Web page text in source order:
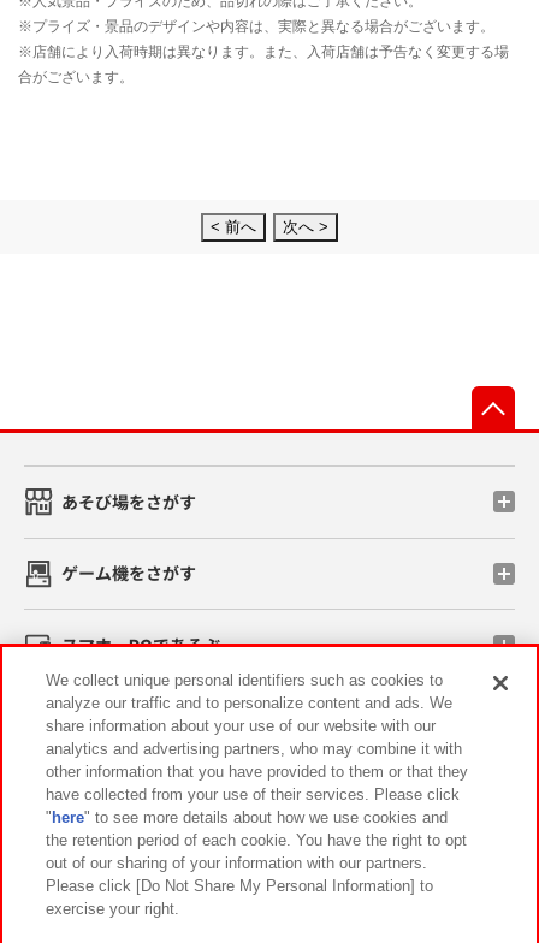
< 前へ 次へ >
あそび場をさがす
ゲーム機をさがす
スマホ・PCであそぶ
イベント・キャンペーン
関連会社 サステナビリティ サイトポリシー
プライバシーポリシー ウェブアクセシビリティ方針と検証結果
お取引先さまとともに
We collect unique personal identifiers such as cookies to
analyze our traffic and to personalize content and ads. We
share information about your use of our website with our
analytics and advertising partners, who may combine it with
other information that you have provided to them or that they
have collected from your use of their services. Please click
" here" to see more details about how we use cookies and
the retention period of each cookie. You have the right to opt
out of our sharing of your information with our partners.
Please click [Do Not Share My Personal Information] to
exercise your right.